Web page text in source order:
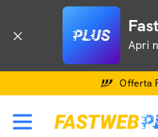
Apri
Offerta